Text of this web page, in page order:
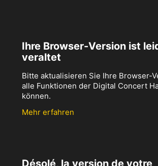
Ihre Browser-Version ist
veraltet
Bitte aktualisieren Sie Ihre Browser-
alle Funktionen der Digital Concert
können.
Mehr erfahren
Désolé, la version de votre